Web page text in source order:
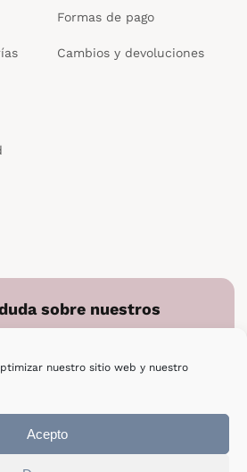
nuestro sitio web y nuestro
Acepto
Formas de pago
Cambios y devoluciones
sobre nuestros
a Epsilon